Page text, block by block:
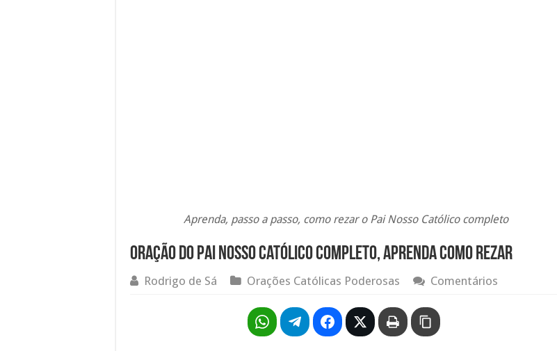
Aprenda, passo a passo, como rezar o Pai Nosso Católico completo
Oração do Pai nosso católico completo, aprenda como rezar
Rodrigo de Sá Orações Católicas Poderosas Comentários